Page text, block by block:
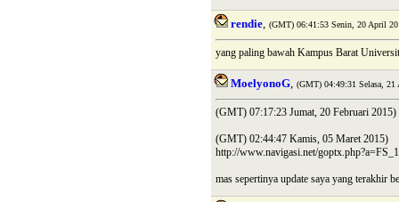
rendie, (GMT) 06:41:53 Senin, 20 April
yang paling bawah Kampus Barat
MoelyonoG, (GMT) 04:49:31 Selasa, 21
(GMT) 07:17:23 Jumat, 20 Februari
(GMT) 02:44:47 Kamis, 05 Maret 2015)
http://www.navigasi.net/
mas sepertinya update saya yang terakhir